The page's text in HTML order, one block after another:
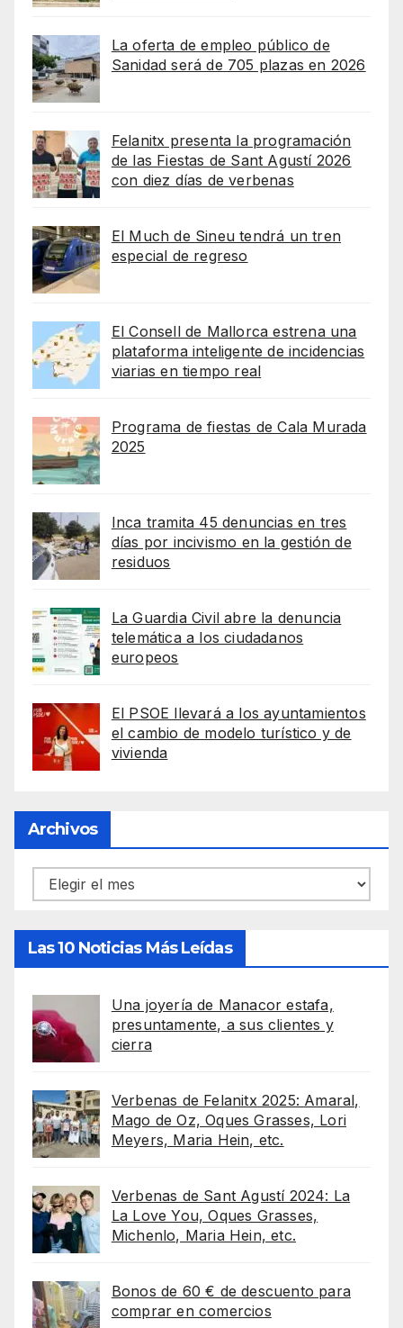
La oferta de empleo público de
Sanidad será de 705 plazas en 2026
Felanitx presenta la programación
de las Fiestas de Sant Agustí 2026
con diez días de verbenas
El Much de Sineu tendrá un tren
especial de regreso
El Consell de Mallorca estrena una
plataforma inteligente de incidencias
viarias en tiempo real
Programa de fiestas de Cala Murada
2025
Inca tramita 45 denuncias en tres
días por incivismo en la gestión de
residuos
La Guardia Civil abre la denuncia
telemática a los ciudadanos
europeos
El PSOE llevará a los ayuntamientos
el cambio de modelo turístico y de
vivienda
Archivos
Archivos
Las 10 Noticias Más Leídas
Una joyería de Manacor estafa,
presuntamente, a sus clientes y
cierra
Verbenas de Felanitx 2025: Amaral,
Mago de Oz, Oques Grasses, Lori
Meyers, Maria Hein, etc.
Verbenas de Sant Agustí 2024: La
La Love You, Oques Grasses,
Michenlo, Maria Hein, etc.
Bonos de 60 € de descuento para
comprar en comercios